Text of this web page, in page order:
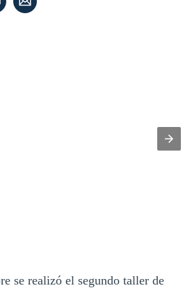
se realizó el segundo taller de